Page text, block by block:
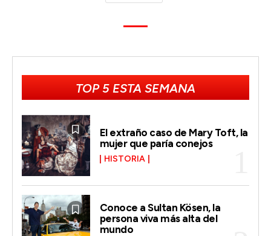
TOP 5 ESTA SEMANA
El extraño caso de Mary Toft, la
mujer que paría conejos
HISTORIA
Conoce a Sultan Kösen, la
persona viva más alta del
mundo